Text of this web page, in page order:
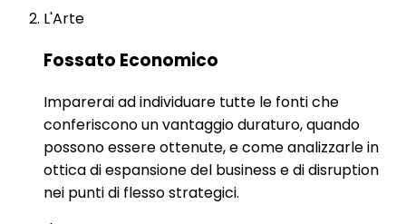
L'Arte
Fossato Economico
Imparerai ad individuare tutte le fonti che
conferiscono un vantaggio duraturo, quando
possono essere ottenute, e come analizzarle in
ottica di espansione del business e di disruption
nei punti di flesso strategici.